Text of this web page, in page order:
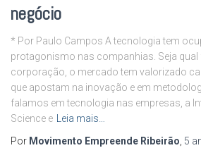
negócio
* Por Paulo Campos A tecnologia tem
protagonismo nas companhias. Seja qual
corporação, o mercado tem valorizado
que apostam na inovação e em
falamos em tecnologia nas empresas, a
Science e
Leia mais…
Por Movimento Empreende Ribeirão 5